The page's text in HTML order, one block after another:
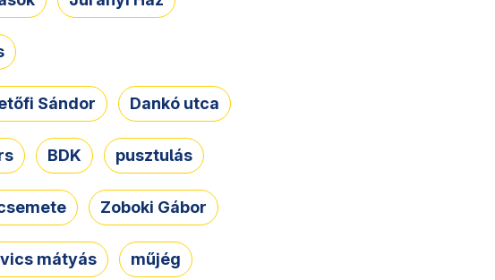
Sándor Dankó utca
BDK pusztulás
Zoboki Gábor
mátyás műjég